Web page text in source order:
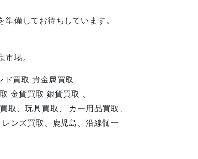
備してお待ちしています。
場。
ド買取 貴金属買取
金貨買取 銀貨買取 、
取、玩具買取、 カー用品買取、
ンズ買取、鹿児島、沿線髄一